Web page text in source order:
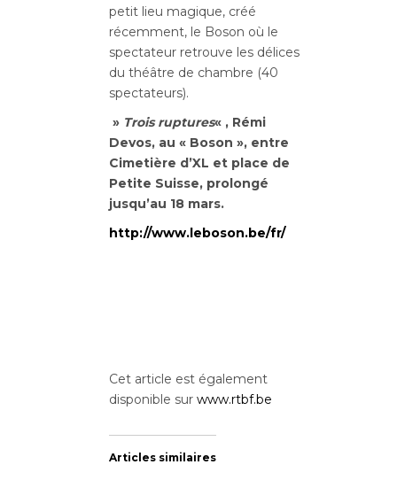
petit lieu magique, créé
récemment, le Boson où le
spectateur retrouve les délices
du théâtre de chambre (40
spectateurs).
» Trois ruptures« , Rémi
Devos, au « Boson », entre
Cimetière d’XL et place de
Petite Suisse, prolongé
jusqu’au 18 mars.
http://www.leboson.be/fr/
Cet article est également
disponible sur www.rtbf.be
Articles similaires